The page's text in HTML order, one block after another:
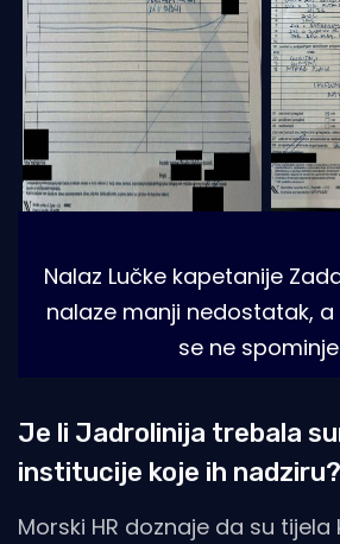
Nalaz Lučke kapetanije
nalaze manji nedostatak,
se ne
Je li Jadrolinija trebala
institucije koje ih nadziru?
Morski HR doznaje da su